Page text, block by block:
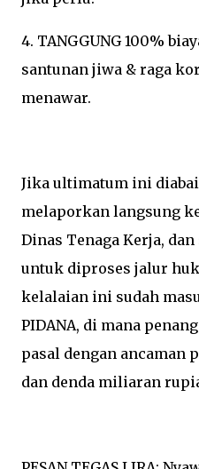
4. TANGGUNG 100%
santunan jiwa & raga
menawar.
Jika ultimatum ini
melaporkan langsung
Dinas Tenaga Kerja,
untuk diproses jalur
kelalaian ini sudah
PIDANA, di mana
pasal dengan ancaman
dan denda miliaran